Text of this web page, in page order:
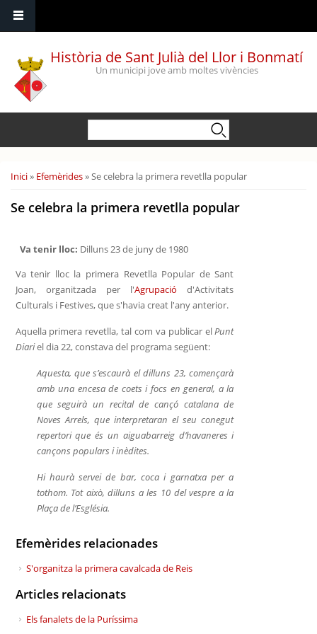
Història de Sant Julià del Llor i Bonmatí
Un municipi jove amb moltes vivències
Esteu aquí
Inici» Efemèrides» Se celebra la primera revetlla popular
Se celebra la primera revetlla popular
Va tenir lloc: Dilluns 23 de juny de 1980
Va tenir lloc la primera Revetlla Popular de Sant
Joan, organitzada per l'Agrupació d'Activitats
Culturals i Festives, que s'havia creat l'any anterior.
Aquella primera revetlla, tal com va publicar el Punt
Diariel dia 22, constava del programa següent:
Aquesta, que s’escaurà el dilluns 23, començarà
amb una encesa de coets i focs en general, a la
que seguirà un recital de cançó catalana de
Noves Arrels, que interpretaran el seu conegut
repertori que és un aiguabarreig d’havaneres i
cançons populars i inèdites.
Hi haurà servei de bar, coca i garnatxa per a
tothom. Tot això, dilluns a les 10 del vespre a la
Plaça de l’Església.
Efemèrides relacionades
S'organitza la primera cavalcada de Reis
Articles relacionats
Els fanalets de la Puríssima